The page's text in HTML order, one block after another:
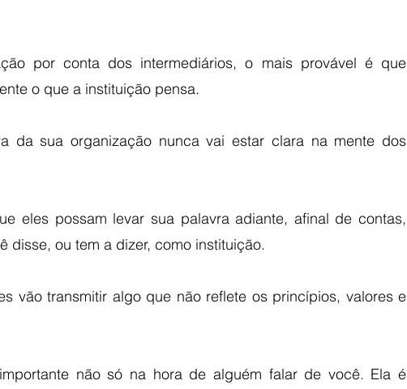
por conta dos intermediários, o mais provável é que
o que a instituição pensa.
da sua organização nunca vai estar clara na mente dos
eles possam levar sua palavra adiante, afinal de contas,
disse, ou tem a dizer, como instituição.
vão transmitir algo que não reflete os princípios, valores e
não só na hora de alguém falar de você. Ela é